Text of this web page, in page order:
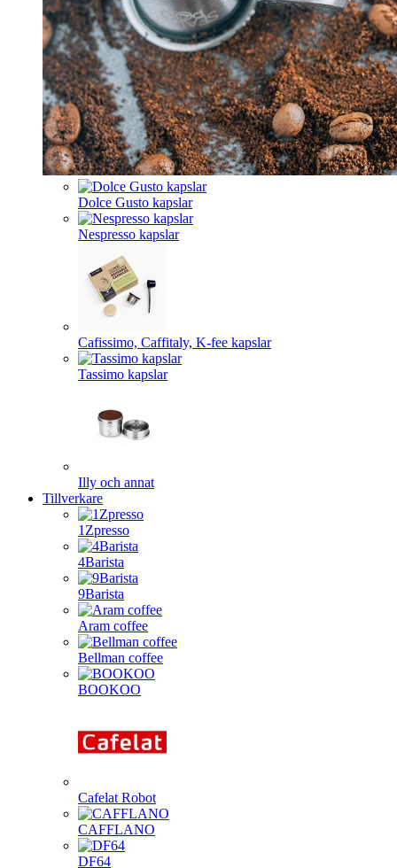
Dolce Gusto kapslar
Nespresso kapslar
Cafissimo, Caffitaly, K-fee kapslar
Tassimo kapslar
Illy och annat
Tillverkare
1Zpresso
4Barista
9Barista
Aram coffee
Bellman coffee
BOOKOO
Cafelat Robot
CAFFLANO
DF64